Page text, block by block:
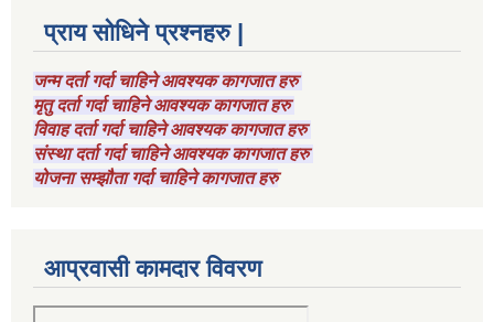
प्राय सोधिने प्रश्नहरु |
जन्म दर्ता गर्दा चाहिने आवश्यक कागजात हरु
मृतु दर्ता गर्दा चाहिने आवश्यक कागजात हरु
विवाह दर्ता गर्दा चाहिने आवश्यक कागजात हरु
संस्था दर्ता गर्दा चाहिने आवश्यक कागजात हरु
योजना सम्झौता गर्दा चाहिने कागजात हरु
आप्रवासी कामदार विवरण